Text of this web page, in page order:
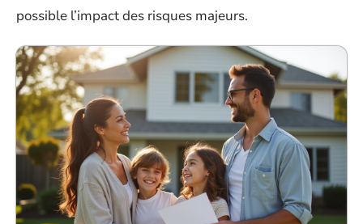
possible l’impact des risques majeurs.